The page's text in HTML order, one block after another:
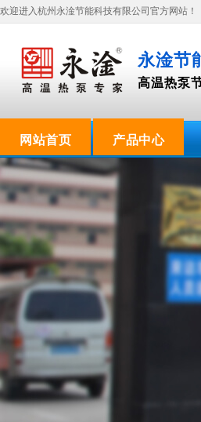
欢迎进入杭州永淦节能科技有限公司官方网站！
永淦节
高温热泵
网站首页 产品中心